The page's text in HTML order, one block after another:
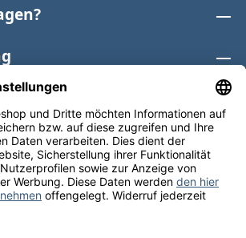
Wein
inkl. gesetzl. Mehrwertsteuer zzgl.